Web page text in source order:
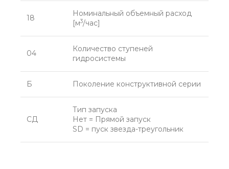
18
Номинальный объемный расход
[м3/час]
04
Количество ступеней
гидросистемы
Б Поколение конструктивной серии
СД
Тип запуска
Нет = Прямой запуск
SD = пуск звезда-треугольник